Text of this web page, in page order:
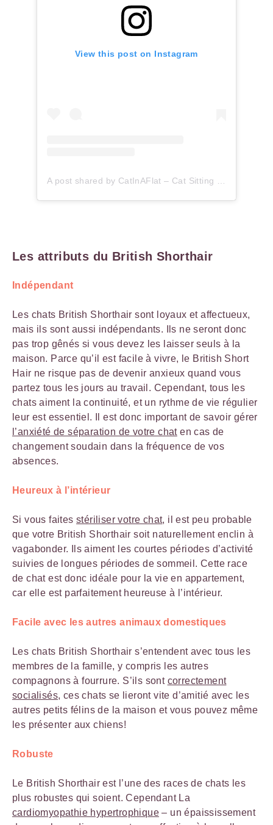
View this post on Instagram
Les attributs du British Shorthair
Indépendant
Les chats British Shorthair sont loyaux et affectueux,
mais ils sont aussi indépendants. Ils ne seront donc
pas trop gênés si vous devez les laisser seuls à la
maison. Parce qu’il est facile à vivre, le British Short
Hair ne risque pas de devenir anxieux quand vous
partez tous les jours au travail. Cependant, tous les
chats aiment la continuité, et un rythme de vie régulier
leur est essentiel. Il est donc important de savoir gérer
l’anxiété de séparation de votre chaten cas de
changement soudain dans la fréquence de vos
absences.
Heureux à l’intérieur
Si vous faitesstériliser votre chat, il est peu probable
que votre British Shorthair soit naturellement enclin à
vagabonder. Ils aiment les courtes périodes d’activité
suivies de longues périodes de sommeil. Cette race
de chat est donc idéale pour la vie en appartement,
car elle est parfaitement heureuse à l’intérieur.
Facile avec les autres animaux domestiques
Les chats British Shorthair s’entendent avec tous les
membres de la famille, y compris les autres
compagnons à fourrure. S’ils sont correctement
socialisés, ces chats se lieront vite d’amitié avec les
autres petits félins de la maison et vous pouvez même
les présenter aux chiens!
Robuste
Le British Shorthair est l’une des races de chats les
plus robustes qui soient. Cependant La
cardiomyopathie hypertrophique – un épaississement